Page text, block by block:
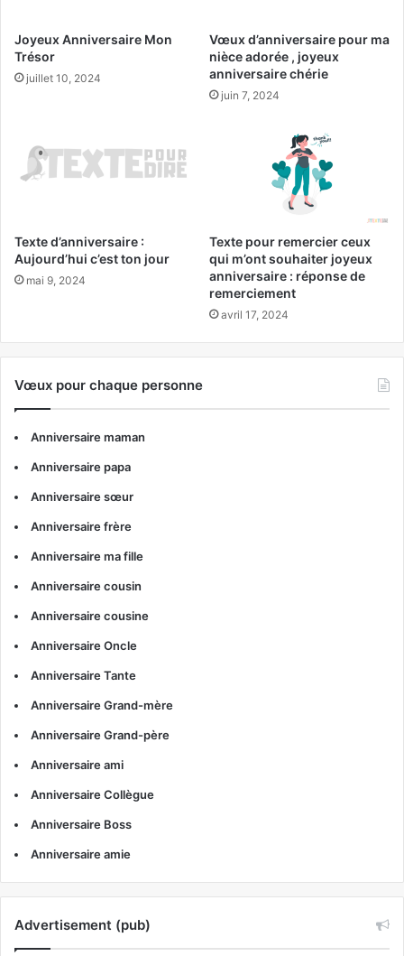
Joyeux Anniversaire Mon
Trésor
juillet 10, 2024
Vœux d’anniversaire pour ma
nièce adorée , joyeux
anniversaire chérie
juin 7, 2024
Texte d’anniversaire :
Aujourd’hui c’est ton jour
mai 9, 2024
Texte pour remercier ceux
qui m’ont souhaiter joyeux
anniversaire : réponse de
remerciement
avril 17, 2024
Vœux pour chaque personne
Anniversaire maman
Anniversaire papa
Anniversaire sœur
Anniversaire frère
Anniversaire ma fille
Anniversaire cousin
Anniversaire cousine
Anniversaire Oncle
Anniversaire Tante
Anniversaire Grand-mère
Anniversaire Grand-père
Anniversaire ami
Anniversaire Collègue
Anniversaire Boss
Anniversaire amie
Advertisement (pub)